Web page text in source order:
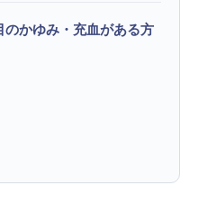
のかゆみ・充血がある方